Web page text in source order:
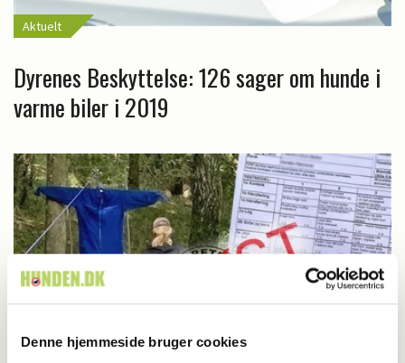
Denne hjemmeside bruger cookies
Aktuelt
Dyrenes Beskyttelse: 126 sager om hunde i
varme biler i 2019